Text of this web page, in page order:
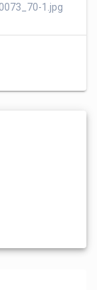
1.jpg